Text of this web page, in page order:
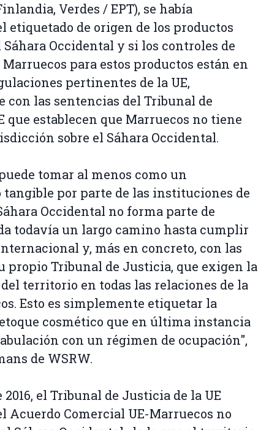
Verdes / EPT), se había
etiquetado de origen de los productos
Occidental y si los controles de
para estos productos están en
pertinentes de la UE,
las sentencias del Tribunal de
que establecen que Marruecos no tiene
sobre el Sáhara Occidental.
tomar al menos como un
por parte de las instituciones de
Occidental no forma parte de
todavía un largo camino hasta cumplir
y, más en concreto, con las
propio Tribunal de Justicia, que exigen la
territorio en todas las relaciones de la
Esto es simplemente etiquetar la
cosmético que en última instancia
con un régimen de ocupación",
de WSRW.
el Tribunal de Justicia de la UE
Acuerdo Comercial UE-Marruecos no